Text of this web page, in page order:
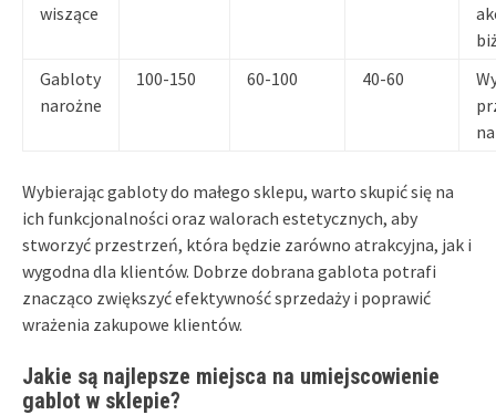
wiszące
Gabloty
narożne
100-150 60-100 40-60
Wybierając gabloty do małego sklepu, warto skupić się na
ich funkcjonalności oraz walorach estetycznych, aby
stworzyć przestrzeń, która będzie zarówno atrakcyjna, jak i
wygodna dla klientów. Dobrze dobrana gablota potrafi
znacząco zwiększyć efektywność sprzedaży i poprawić
wrażenia zakupowe klientów.
Jakie są najlepsze miejsca na umiejscowienie
gablot w sklepie?